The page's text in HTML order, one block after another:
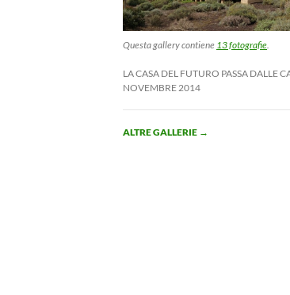
Questa gallery contiene 13 fotografie.
LA CASA DEL FUTURO PASSA DALLE
NOVEMBRE 2014
ALTRE GALLERIE →